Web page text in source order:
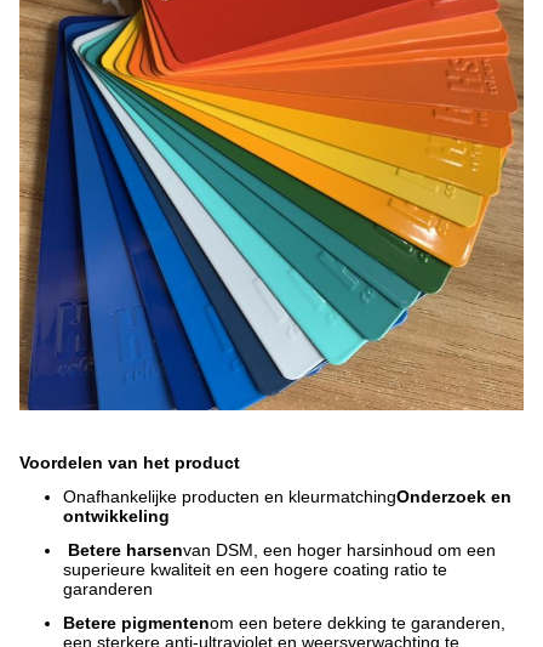
Voordelen van het product
Onafhankelijke producten en kleurmatchingOnderzoek en
ontwikkeling
Betere harsenvan DSM, een hoger harsinhoud om een
superieure kwaliteit en een hogere coating ratio te
garanderen
Betere pigmentenom een betere dekking te garanderen,
een sterkere anti-ultraviolet en weersverwachting te